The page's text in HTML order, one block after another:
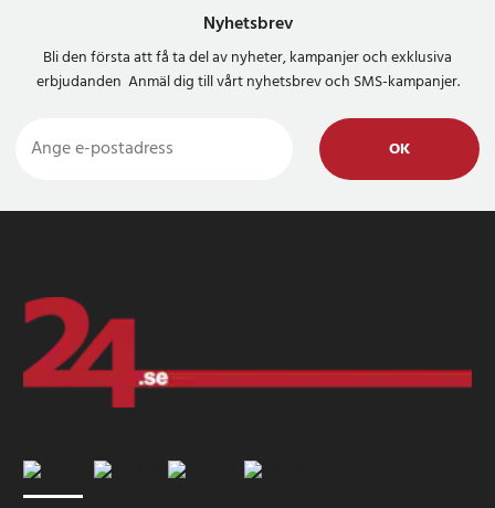
Nyhetsbrev
Bli den första att få ta del av nyheter, kampanjer och exklusiva
erbjudanden Anmäl dig till vårt nyhetsbrev och SMS-kampanjer.
OK